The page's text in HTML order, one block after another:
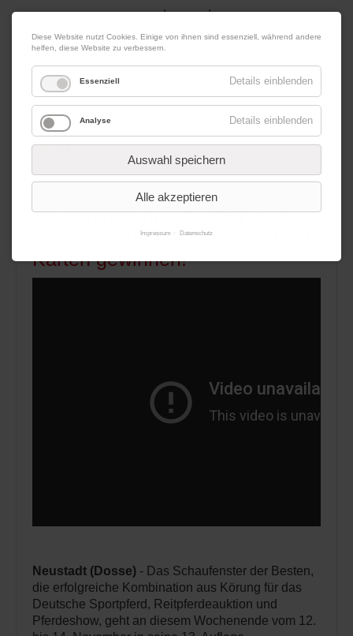
09. August 2026 Impressum|Kontakt|Datenschutz
Werbung
Menü
von Redaktion
Mit REITEN und ZUCHT zum
Schaufenster der Besten - Jetzt
Karten gewinnen!
Neustadt (Dosse) - Das Schaufenster der Besten,
die erfolgreiche Kombination aus Körung für das
Deutsche Sportpferd, Reitpferdeauktion und
Pferdeshow, geht an diesem Wochenende vom 12.
Diese Website nutzt Cookies. Einige von ihnen sind essenziell, während andere
helfen, diese Website zu verbessern.
Essenziell Details einblenden
Analyse Details einblenden
Auswahl speichern
Alle akzeptieren
Impressum Datenschutz